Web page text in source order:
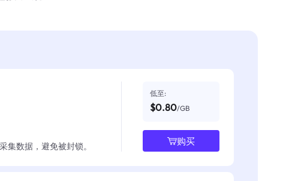
集数据，避免被封锁。
低至:
$0.80/GB
购买